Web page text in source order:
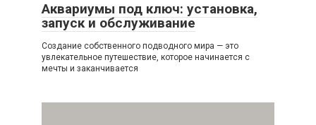
Аквариумы под ключ: установка,
запуск и обслуживание
Создание собственного подводного мира — это
увлекательное путешествие, которое начинается с
мечты и заканчивается